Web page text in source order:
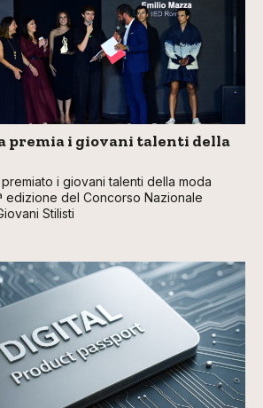
premia i giovani talenti della
i giovani talenti della moda
edizione del Concorso Nazionale
Stilisti